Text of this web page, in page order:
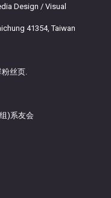
Design / Visual
41354, Taiwan
丝页.
)系友会